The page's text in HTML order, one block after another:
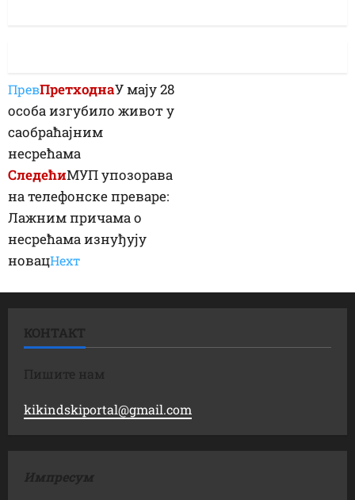
ПревПретходнаУ мају 28
особа изгубило живот у
саобраћајним
несрећама
СледећиМУП упозорава
на телефонске преваре:
Лажним причама о
несрећама изнуђују
новацНеxт
КОНТАКТ
Пишите нам
kikindskiportal@gmail.com
Импресум